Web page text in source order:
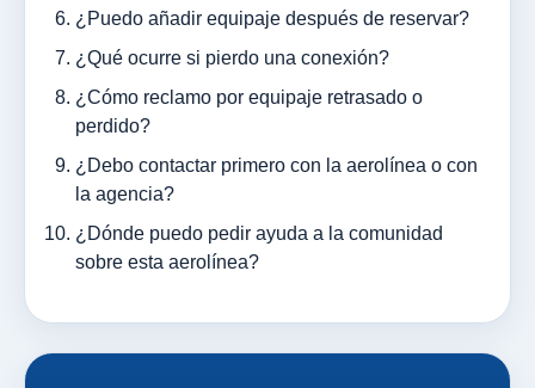
¿Puedo añadir equipaje después de reservar?
¿Qué ocurre si pierdo una conexión?
¿Cómo reclamo por equipaje retrasado o
perdido?
¿Debo contactar primero con la aerolínea o con
la agencia?
¿Dónde puedo pedir ayuda a la comunidad
sobre esta aerolínea?